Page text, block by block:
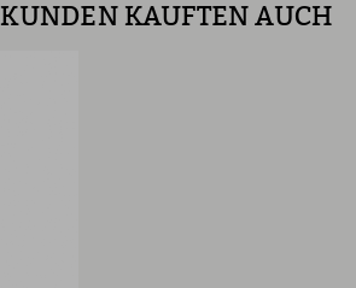
KAUFTEN AUCH